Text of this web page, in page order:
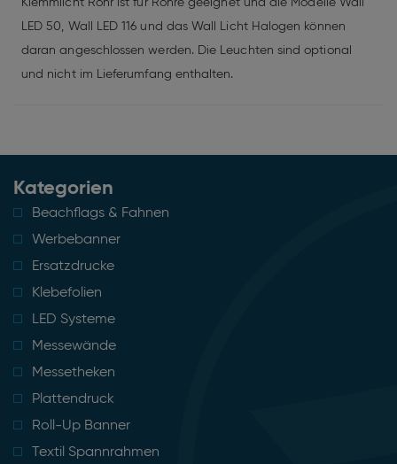
Klemmlicht Rohr ist für Rohre geeignet und die Modelle Wall
LED 50, Wall LED 116 und das Wall Licht Halogen können
daran angeschlossen werden. Die Leuchten sind optional
und nicht im Lieferumfang enthalten.
Kategorien
Beachflags & Fahnen
Werbebanner
Ersatzdrucke
Klebefolien
LED Systeme
Messewände
Messetheken
Plattendruck
Roll-Up Banner
Textil Spannrahmen